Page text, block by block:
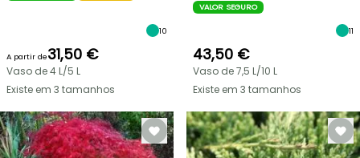
10
A partir de31,50 €
Vaso de 4 L/5 L
Existe em 3 tamanhos
VALOR SEGURO
11
43,50 €
Vaso de 7,5 L/10 L
Existe em 3 tamanhos